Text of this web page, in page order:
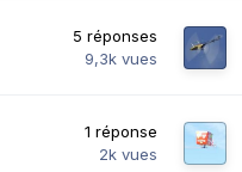
5 réponses
9,3k vues
1 réponse
2k vues